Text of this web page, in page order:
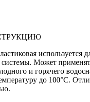
используется
Может
и горячего
до 100°C.